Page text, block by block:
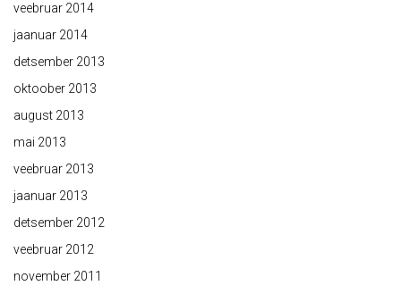
veebruar 2014
jaanuar 2014
detsember 2013
oktoober 2013
august 2013
mai 2013
veebruar 2013
jaanuar 2013
detsember 2012
veebruar 2012
november 2011